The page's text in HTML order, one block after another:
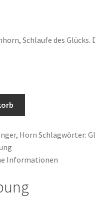
Schlaufe des Glücks.
, Horn Schlagwörter:
Informationen